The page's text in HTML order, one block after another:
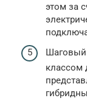
этом за
Шаговый
классом